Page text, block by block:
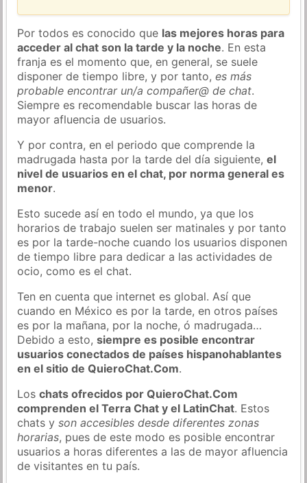
Por todos es conocido que las mejores horas para
acceder al chat son la tarde y la noche. En esta
franja es el momento que, en general, se suele
disponer de tiempo libre, y por tanto,es más
probable encontrar un/a compañer@ de chat.
Siempre es recomendable buscar las horas de
mayor afluencia de usuarios.
Y por contra, en el periodo que comprende la
madrugada hasta por la tarde del día siguiente,el
nivel de usuarios en el chat, por norma general es
menor.
Esto sucede así en todo el mundo, ya que los
horarios de trabajo suelen ser matinales y por tanto
es por la tarde-noche cuando los usuarios disponen
de tiempo libre para dedicar a las actividades de
ocio, como es el chat.
Ten en cuenta que internet es global. Así que
cuando en México es por la tarde, en otros países
es por la mañana, por la noche, ó madrugada…
Debido a esto,siempre es posible encontrar
usuarios conectados de países hispanohablantes
en el sitio de QuieroChat.Com.
Loschats ofrecidos por QuieroChat.Com
comprenden el Terra Chat y el LatinChat. Estos
chats yson accesibles desde diferentes zonas
horarias, pues de este modo es posible encontrar
usuarios a horas diferentes a las de mayor afluencia
de visitantes en tu país.